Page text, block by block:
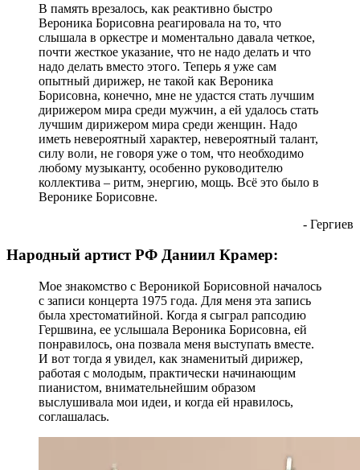
В память врезалось, как реактивно быстро
Вероника Борисовна реагировала на то, что
слышала в оркестре и моментально давала четкое,
почти жесткое указание, что не надо делать и что
надо делать вместо этого. Теперь я уже сам
опытный дирижер, не такой как Вероника
Борисовна, конечно, мне не удастся стать лучшим
дирижером мира среди мужчин, а ей удалось стать
лучшим дирижером мира среди женщин. Надо
иметь невероятный характер, невероятный талант,
силу воли, не говоря уже о том, что необходимо
любому музыканту, особенно руководителю
коллектива – ритм, энергию, мощь. Всё это было в
Веронике Борисовне.
- Гергиев
Народный артист РФ Даниил Крамер:
Мое знакомство с Вероникой Борисовной началось
с записи концерта 1975 года. Для меня эта запись
была хрестоматийной. Когда я сыграл рапсодию
Гершвина, ее услышала Вероника Борисовна, ей
понравилось, она позвала меня выступать вместе.
И вот тогда я увидел, как знаменитый дирижер,
работая с молодым, практически начинающим
пианистом, внимательнейшим образом
выслушивала мои идеи, и когда ей нравилось,
соглашалась.